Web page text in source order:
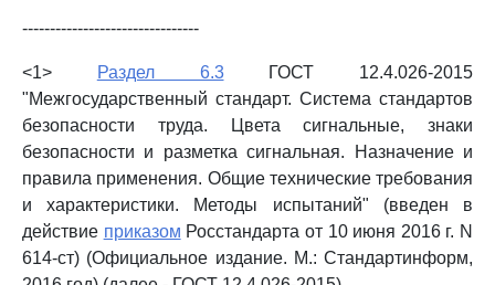
--------------------------------
<1> Раздел 6.3ГОСТ 12.4.026-2015
"Межгосударственный стандарт. Система стандартов
безопасности труда. Цвета сигнальные, знаки
безопасности и разметка сигнальная. Назначение и
правила применения. Общие технические требования
и характеристики. Методы испытаний" (введен в
действие приказом Росстандарта от 10 июня 2016 г. N
614-ст) (Официальное издание. М.: Стандартинформ,